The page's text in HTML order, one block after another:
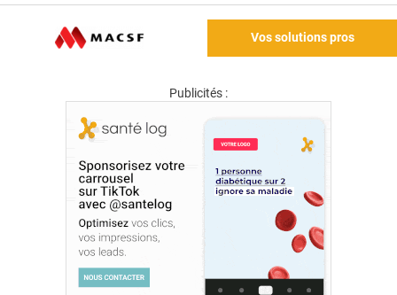
Vos solutions pros
Publicités :